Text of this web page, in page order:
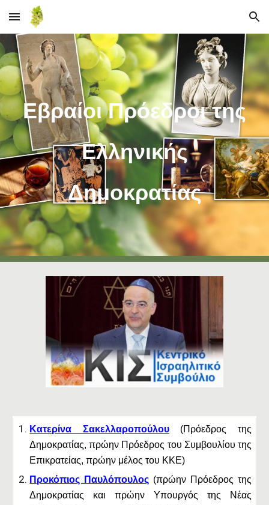
Skip to main content Skip to navigation
Εβραίοι Πρόεδροι της
Ελληνικής
Δημοκρατίας
Κατερίνα Σακελλαροπούλου(Πρόεδρος της
Δημοκρατίας, πρώην Πρόεδρος του Συμβουλίου της
Επικρατείας, πρώην μέλος του ΚΚΕ)
Προκόπιος Παυλόπουλος (πρώην Πρόεδρος της
Δημοκρατίας και πρώην Υπουργός της Νέας